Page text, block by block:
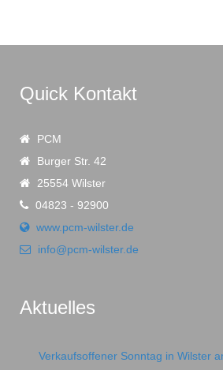
Quick Kontakt
PCM
Burger Str. 42
25554 Wilster
04823 - 92900
www.pcm-wilster.de
info@pcm-wilster.de
Aktuelles
Verkaufsoffener Sonntag in Wilster